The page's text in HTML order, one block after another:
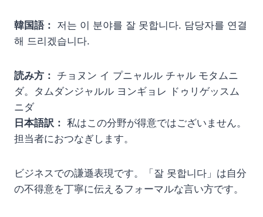
韓国語： 저는 이 분야를 잘 못합니다. 담당자를 연결
해 드리겠습니다.
読み方： チョヌン イ プニャルル チャル モタムニ
ダ。タムダンジャルル ヨンギョレ ドゥリゲッスム
ニダ
日本語訳： 私はこの分野が得意ではございません。
担当者におつなぎします。
ビジネスでの謙遜表現です。「잘 못합니다」は自分
の不得意を丁寧に伝えるフォーマルな言い方です。